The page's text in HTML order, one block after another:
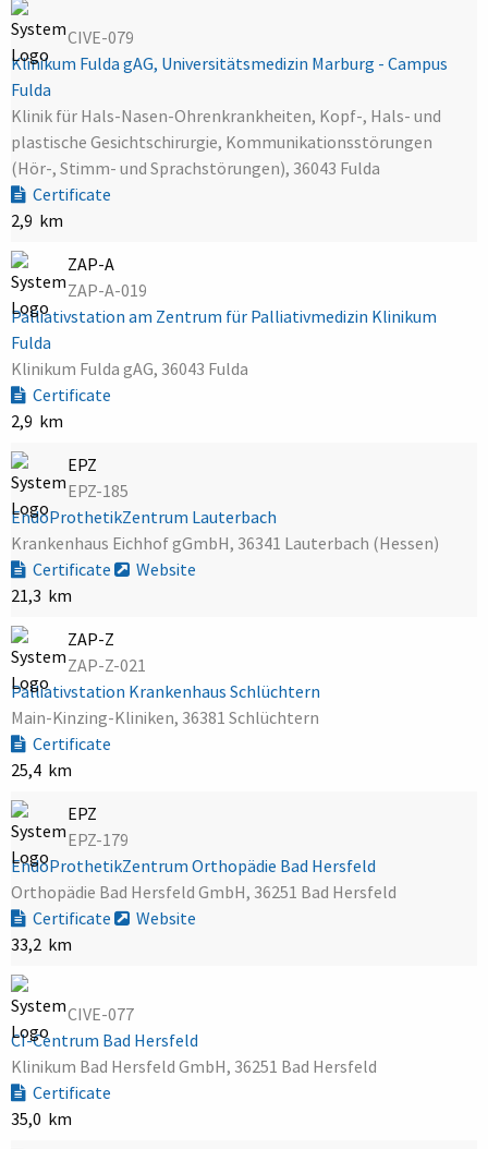
CIVE-079
Klinikum Fulda gAG, Universitätsmedizin Marburg - Campus
Fulda
Klinik für Hals-Nasen-Ohrenkrankheiten, Kopf-, Hals- und
plastische Gesichtschirurgie, Kommunikationsstörungen
(Hör-, Stimm- und Sprachstörungen), 36043 Fulda
Certificate
2,9 km
ZAP-A
ZAP-A-019
Palliativstation am Zentrum für Palliativmedizin Klinikum
Fulda
Klinikum Fulda gAG, 36043 Fulda
Certificate
2,9 km
EPZ
EPZ-185
EndoProthetikZentrum Lauterbach
Krankenhaus Eichhof gGmbH, 36341 Lauterbach (Hessen)
Certificate
Website
21,3 km
ZAP-Z
ZAP-Z-021
Palliativstation Krankenhaus Schlüchtern
Main-Kinzing-Kliniken, 36381 Schlüchtern
Certificate
25,4 km
EPZ
EPZ-179
EndoProthetikZentrum Orthopädie Bad Hersfeld
Orthopädie Bad Hersfeld GmbH, 36251 Bad Hersfeld
Certificate
Website
33,2 km
CIVE-077
CI-Centrum Bad Hersfeld
Klinikum Bad Hersfeld GmbH, 36251 Bad Hersfeld
Certificate
35,0 km